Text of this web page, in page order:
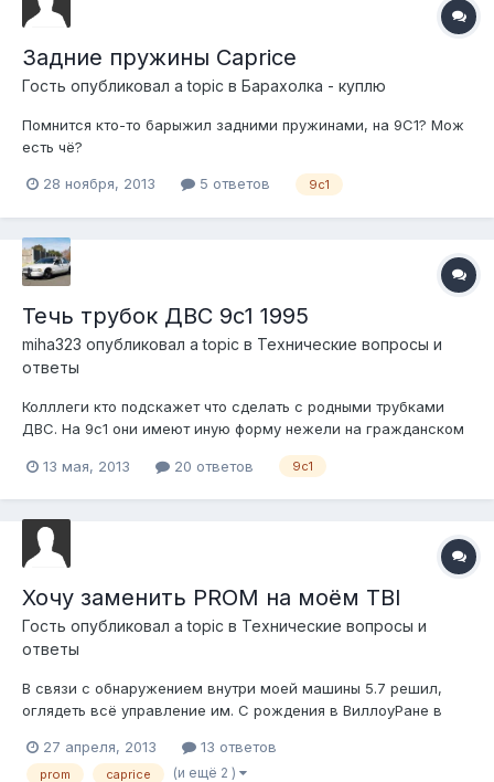
Задние пружины Caprice
Гость опубликовал a topic в Барахолка - куплю
Помнится кто-то барыжил задними пружинами, на 9С1? Мож
есть чё?
28 ноября, 2013 5 ответов 9c1
Течь трубок ДВС 9с1 1995
miha323 опубликовал a topic в Технические вопросы и
ответы
Колллеги кто подскажет что сделать с родными трубками
ДВС. На 9с1 они имеют иную форму нежели на гражданском
коленвала. Ориг номер10260341 знающие подскажите как
13 мая, 2013 20 ответов 9c1
Хочу заменить PROM на моём TBI
Гость опубликовал a topic в Технические вопросы и
ответы
В связи с обнаружением внутри моей машины 5.7 решил,
оглядеть всё управление им. С рождения в ВиллоуРане в
сожалению я узнал об этом только спустя 4 года
эксплуатации!) сейчас пытаюсь понять, что в машине было
27 апреля, 2013 13 ответов
prom caprice (и ещё 2 )